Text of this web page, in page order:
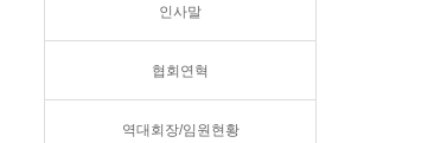
인사말
협회연혁
역대회장/임원현황